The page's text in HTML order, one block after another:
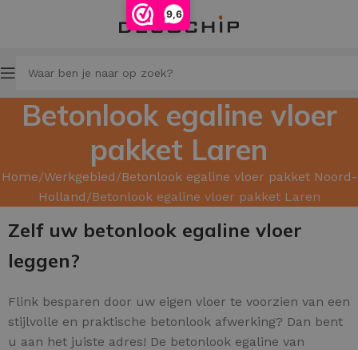
9,6
Betonlook egaline vloer
pakket Laren
Home Werkgebied Betonlook egaline vloer pakket Noord-
Holland Betonlook egaline vloer pakket Laren
Zelf uw betonlook egaline vloer
leggen?
Flink besparen door uw eigen vloer te voorzien van een
stijlvolle en praktische betonlook afwerking? Dan bent
u aan het juiste adres! De betonlook egaline van